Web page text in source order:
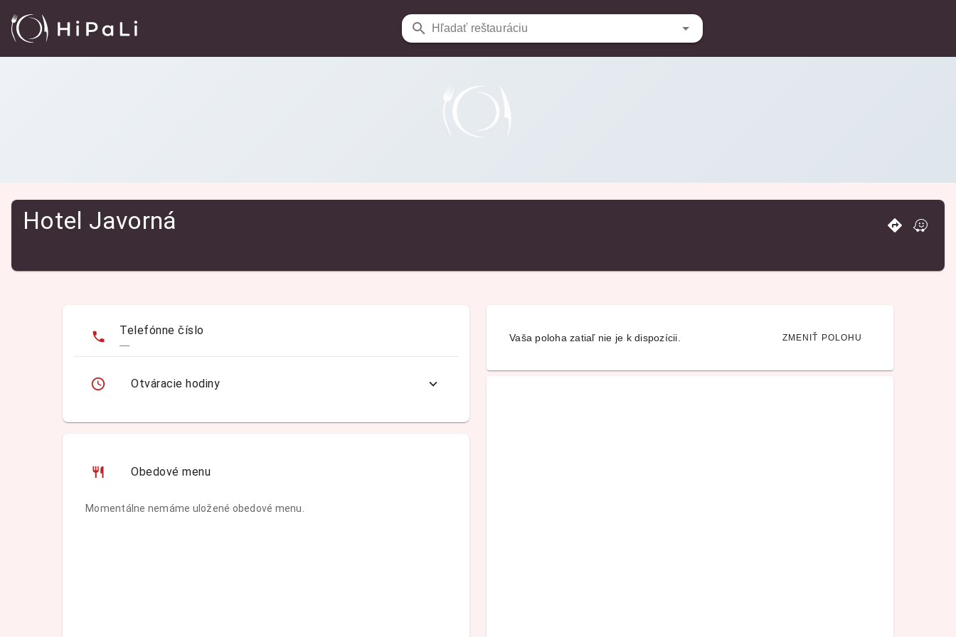
Hľadať reštauráciu
Reštaurácie Hotel Javorná
Hotel Javorná
Telefónne číslo
—
Otváracie hodiny
Obedové menu
Momentálne nemáme uložené obedové menu.
Vaša poloha zatiaľ nie je k dispozícii. ZMENIŤ POLOHU